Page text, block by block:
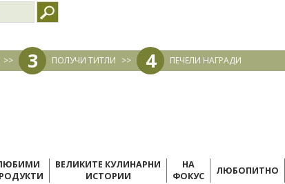
>> 3 ПОЛУЧИ ТИТЛИ >> 4 ПЕЧЕЛИ НАГРАДИ
ВЕЛИКИТЕ КУЛИНАРНИ
ИСТОРИИ
НА
ФОКУС
ЛЮБОПИТНО